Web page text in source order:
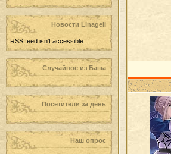
Новости LinageII
RSS feed isn't accessible
Случайное из Баша
Посетители за день
Наш опрос